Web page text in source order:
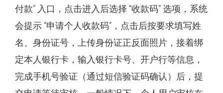
付款” 入口，点击进入后选择 “收款码” 选项，系统
会提示 “申请个人收款码”，点击后按要求填写姓
名、身份证号，上传身份证正反面照片，接着绑
定本人银行卡，输入银行卡号、开户行等信息，
完成手机号验证（通过短信验证码确认）后，提